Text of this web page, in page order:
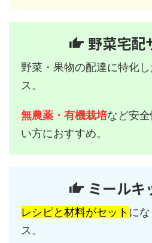
野菜宅配
野菜・果物の配達に特化
ス。
無農薬・有機栽培など安
い方におすすめ。
ミールキ
レシピと材料がセット に
ス。